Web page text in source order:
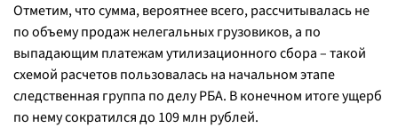
Отметим, что сумма, вероятнее всего, рассчитывалась не
по объему продаж нелегальных грузовиков, а по
выпадающим платежам утилизационного сбора – такой
схемой расчетов пользовалась на начальном этапе
следственная группа по делу РБА. В конечном итоге ущерб
по нему сократился до 109 млн рублей.